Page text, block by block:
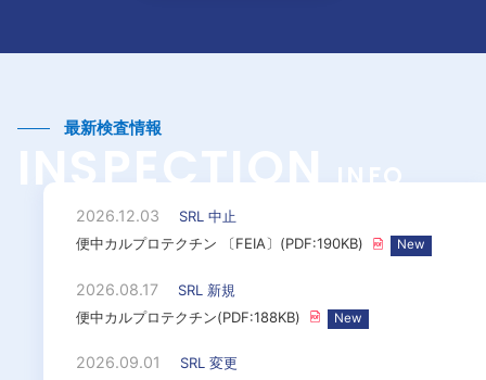
最新検査情報
INSPECTIONINFO
2026.12.03
SRL 中止
便中カルプロテクチン 〔FEIA〕(PDF:190KB)
2026.08.17
SRL 新規
便中カルプロテクチン(PDF:188KB)
2026.09.01
SRL 変更